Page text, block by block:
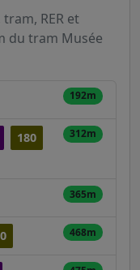
RER et
du tram Musée
192m
180
312m
365m
468m